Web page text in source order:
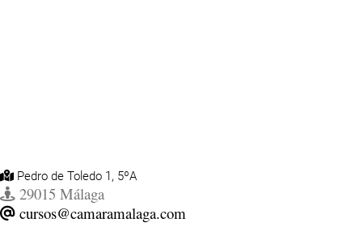
Pedro de Toledo 1, 5ºA
29015 Málaga
cursos@camaramalaga.com